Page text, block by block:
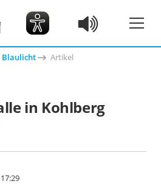
Blaulicht Artikel
in Kohlberg